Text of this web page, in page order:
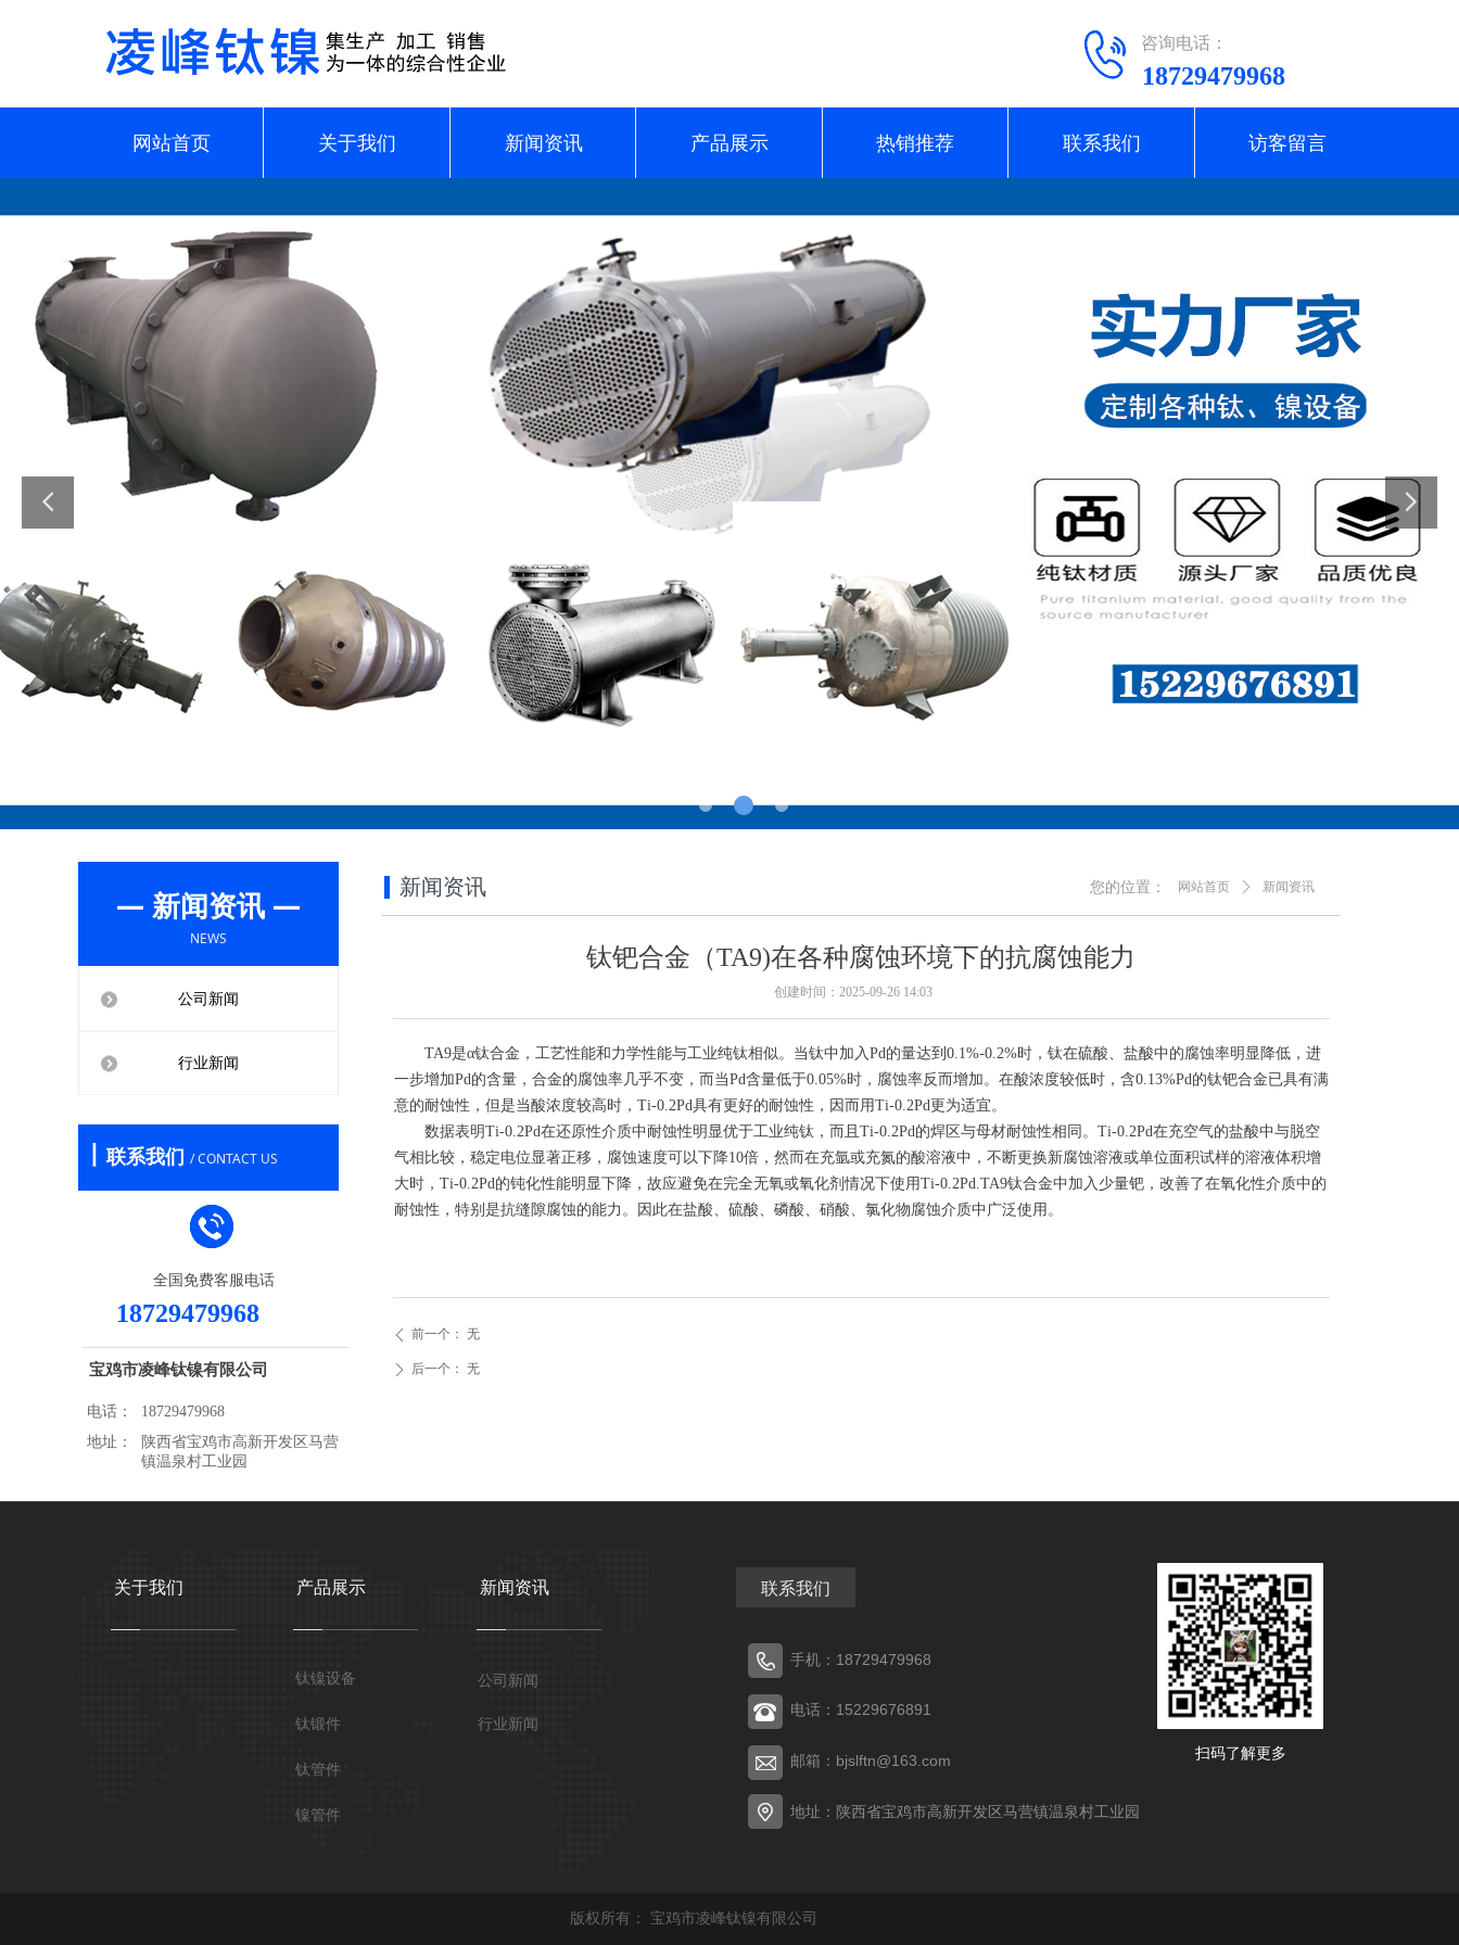
咨询电话：
18729479968
网站首页 关于我们 新闻资讯 产品展示 热销推荐 联系我们 访客留言
— 新闻资讯 —
NEWS
丨 联系我们 / CONTACT US
全国免费客服电话
18729479968
宝鸡市凌峰钛镍有限公司
电话：
18729479968
地址：
陕西省宝鸡市高新开发区马营
镇温泉村工业园
公司新闻
行业新闻
新闻资讯 您的位置： 网站首页 ꄲ 新闻资讯
钛钯合金（TA9)在各种腐蚀环境下的抗腐蚀能力
创建时间： 2025-09-26 14:03
TA9是α钛合金，工艺性能和力学性能与工业纯钛相似。当钛中加入Pd的量达到0.1%-0.2%时，钛在硫酸、盐酸中的腐蚀率明显降低，进
一步增加Pd的含量，合金的腐蚀率几乎不变，而当Pd含量低于0.05%时，腐蚀率反而增加。在酸浓度较低时，含0.13%Pd的钛钯合金已具有满
意的耐蚀性，但是当酸浓度较高时，Ti-0.2Pd具有更好的耐蚀性，因而用Ti-0.2Pd更为适宜。
数据表明Ti-0.2Pd在还原性介质中耐蚀性明显优于工业纯钛，而且Ti-0.2Pd的焊区与母材耐蚀性相同。Ti-0.2Pd在充空气的盐酸中与脱空
气相比较，稳定电位显著正移，腐蚀速度可以下降10倍，然而在充氩或充氮的酸溶液中，不断更换新腐蚀溶液或单位面积试样的溶液体积增
大时，Ti-0.2Pd的钝化性能明显下降，故应避免在完全无氧或氧化剂情况下使用Ti-0.2Pd.TA9钛合金中加入少量钯，改善了在氧化性介质中的
耐蚀性，特别是抗缝隙腐蚀的能力。因此在盐酸、硫酸、磷酸、硝酸、氯化物腐蚀介质中广泛使用。
ꄴ 前一个： 无
ꄲ 后一个： 无
版权所有： 宝鸡市凌峰钛镍有限公司
关于我们 产品展示 新闻资讯
钛镍设备
钛锻件
钛管件
镍管件
公司新闻
行业新闻
联系我们
手机：18729479968
电话：15229676891
邮箱：bjslftn@163.com
地址：陕西省宝鸡市高新开发区马营镇温泉村工业园
扫码了解更多